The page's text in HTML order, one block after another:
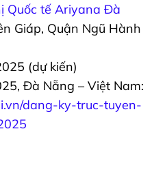
Quốc tế Ariyana Đà
Giáp, Quận Ngũ Hành
(dự kiến)
Đà Nẵng – Việt Nam:
dang-ky-truc-tuyen-